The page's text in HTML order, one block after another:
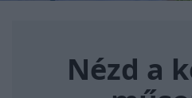
Nézd a